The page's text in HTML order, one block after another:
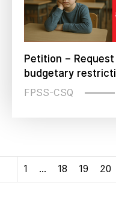
Petition –
budgetary
FPSS-CSQ
Précédent
1 … 18 19 20